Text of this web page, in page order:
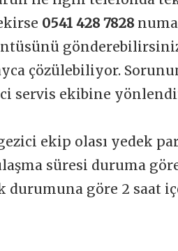
0541 428 7828
çözülebiliyor.
servis ekibine
ekip olası yedek
süresi duruma
göre 2 saat